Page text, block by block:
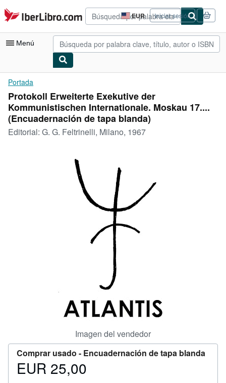
Pasar al contenido principal
IberLibro.com EUR
Preferencias
de
compra
del
Iniciar sesión
Menú
Mi cuenta
Consultar mis pedidos
Búsqueda avanzada
Colecciones
CERRAR
Portada
Protokoll Erweiterte Exekutive der
Kommunistischen Internationale. Moskau 17....
(Encuadernación de tapa blanda)
Editorial: G. G. Feltrinelli, Milano, 1967
Imagen del vendedor
Comprar usado - Encuadernación de tapa blanda
Precio
EUR 25,00